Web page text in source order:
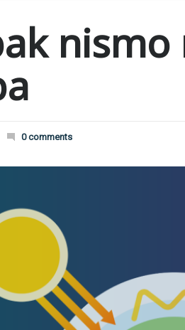
0 comments